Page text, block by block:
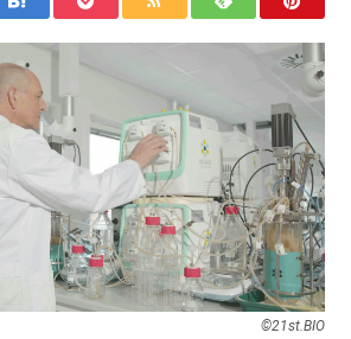
©︎21st.BIO